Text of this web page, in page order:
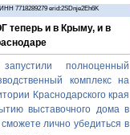
7718289279 erid:2SDnje2Eh6K
и в Крыму, и в
полноценный
комплекс на
Краснодарского края
выставочного дома в
лично убедиться в